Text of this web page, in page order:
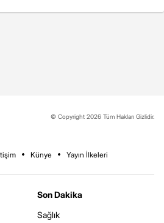
© Copyright 2026 Tüm Hakları Gizlidir.
Künye Yayın İlkeleri
Son Dakika
Sağlık